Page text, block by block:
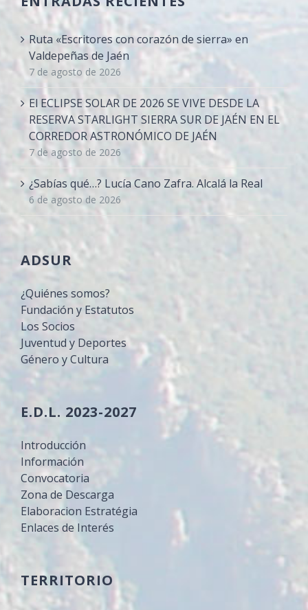
Ruta «Escritores con corazón de sierra» en
Valdepeñas de Jaén
7 de agosto de 2026
El ECLIPSE SOLAR DE 2026 SE VIVE DESDE LA
RESERVA STARLIGHT SIERRA SUR DE JAÉN EN EL
CORREDOR ASTRONÓMICO DE JAÉN
7 de agosto de 2026
¿Sabías qué…? Lucía Cano Zafra. Alcalá la Real
6 de agosto de 2026
ADSUR
¿Quiénes somos?
Fundación y Estatutos
Los Socios
Juventud y Deportes
Género y Cultura
E.D.L. 2023-2027
Introducción
Información
Convocatoria
Zona de Descarga
Elaboracion Estratégia
Enlaces de Interés
TERRITORIO